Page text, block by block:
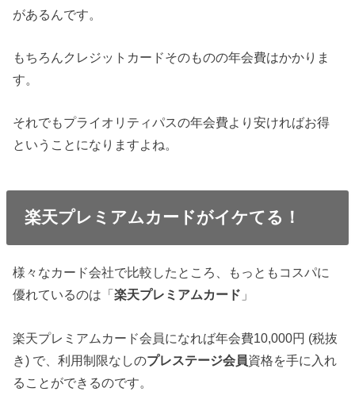
があるんです。
もちろんクレジットカードそのものの年会費はかかりま
す。
それでもプライオリティパスの年会費より安ければお得
ということになりますよね。
楽天プレミアムカードがイケてる！
様々なカード会社で比較したところ、もっともコスパに
優れているのは「楽天プレミアムカード 」
楽天プレミアムカード会員になれば年会費10,000円 (税抜
き) で、利用制限なしのプレステージ会員資格を手に入れ
ることができるのです。